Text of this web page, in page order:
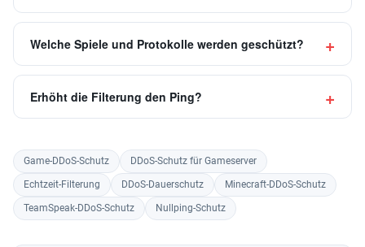
Welche Spiele und Protokolle werden geschützt?
Erhöht die Filterung den Ping?
Game-DDoS-Schutz DDoS-Schutz für Gameserver
Echtzeit-Filterung DDoS-Dauerschutz Minecraft-DDoS-Schutz
TeamSpeak-DDoS-Schutz Nullping-Schutz